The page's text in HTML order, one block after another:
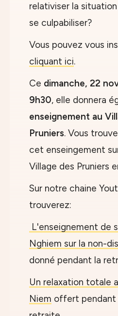
relativiser la
se culpabiliser?
Vous pouvez vous
cliquant ici.
Ce dimanche, 22
9h30, elle donnera
enseignement au
Pruniers. Vous
cet enseingement
Village des Pruniers
Sur notre chaine
trouverez:
L'enseignement de
Nghiem sur la non-
donné pendant la
Un relaxation totale
Niem offert pendant